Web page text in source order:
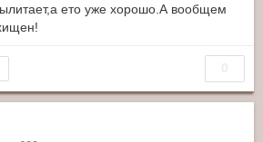
ето уже хорошо.А вообщем